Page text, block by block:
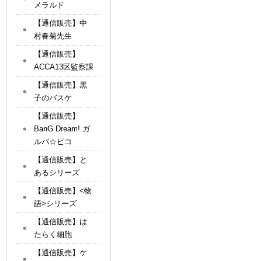
メラルド
【通信販売】中
村春菊先生
【通信販売】
ACCA13区監察課
【通信販売】黒
子のバスケ
【通信販売】
BanG Dream! ガ
ルパ☆ピコ
【通信販売】と
あるシリーズ
【通信販売】<物
語>シリーズ
【通信販売】は
たらく細胞
【通信販売】ケ